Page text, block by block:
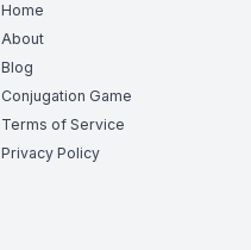
Home
About
Blog
Conjugation Game
Terms of Service
Privacy Policy